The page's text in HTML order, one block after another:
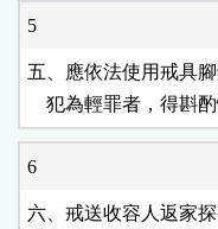
5
五、應依法使用戒具
犯為輕罪者，得斟
6
六、戒送收容人返家